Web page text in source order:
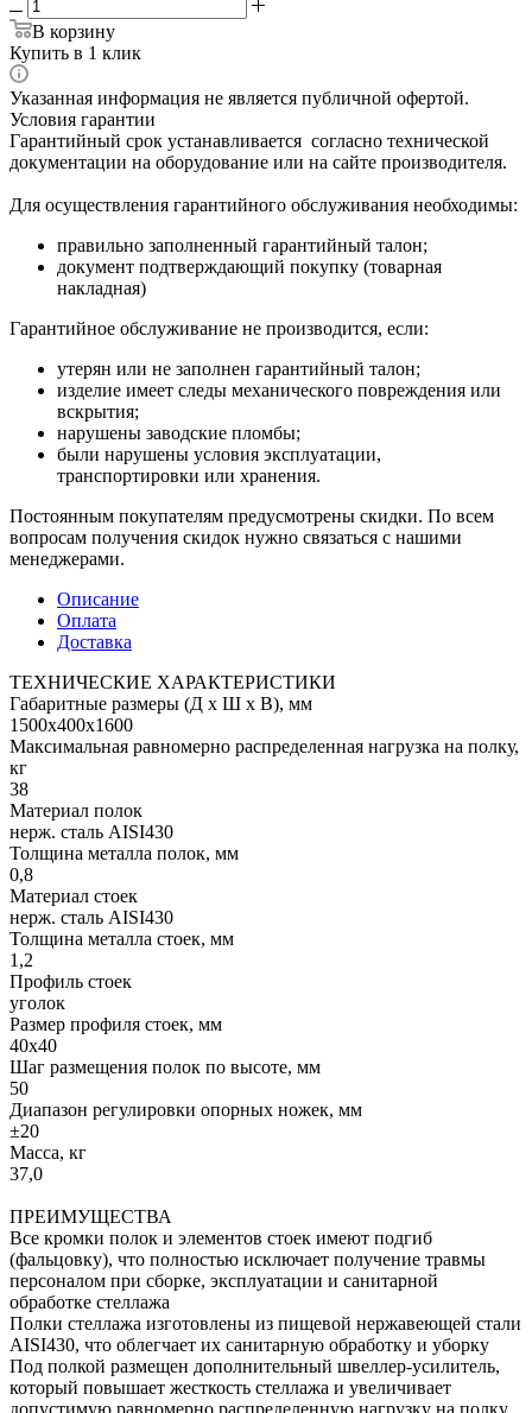
В корзину
Купить в 1 клик
Указанная информация не является публичной офертой.
Условия гарантии
Гарантийный срок устанавливается согласно технической
документации на оборудование или на сайте производителя.
Для осуществления гарантийного обслуживания необходимы:
правильно заполненный гарантийный талон;
документ подтверждающий покупку (товарная
накладная)
Гарантийное обслуживание не производится, если:
утерян или не заполнен гарантийный талон;
изделие имеет следы механического повреждения или
вскрытия;
нарушены заводские пломбы;
были нарушены условия эксплуатации,
транспортировки или хранения.
Постоянным покупателям предусмотрены скидки. По всем
вопросам получения скидок нужно связаться с нашими
менеджерами.
Описание
Оплата
Доставка
ТЕХНИЧЕСКИЕ ХАРАКТЕРИСТИКИ
Габаритные размеры (Д х Ш х В), мм
1500х400х1600
Максимальная равномерно распределенная нагрузка на полку,
кг
38
Материал полок
нерж. сталь AISI430
Толщина металла полок, мм
0,8
Материал стоек
нерж. сталь AISI430
Толщина металла стоек, мм
1,2
Профиль стоек
уголок
Размер профиля стоек, мм
40х40
Шаг размещения полок по высоте, мм
50
Диапазон регулировки опорных ножек, мм
±20
Масса, кг
37,0
ПРЕИМУЩЕСТВА
Все кромки полок и элементов стоек имеют подгиб
(фальцовку), что полностью исключает получение травмы
персоналом при сборке, эксплуатации и санитарной
обработке стеллажа
Полки стеллажа изготовлены из пищевой нержавеющей стали
AISI430, что облегчает их санитарную обработку и уборку
Под полкой размещен дополнительный швеллер-усилитель,
который повышает жесткость стеллажа и увеличивает
допустимую равномерно распределенную нагрузку на полку